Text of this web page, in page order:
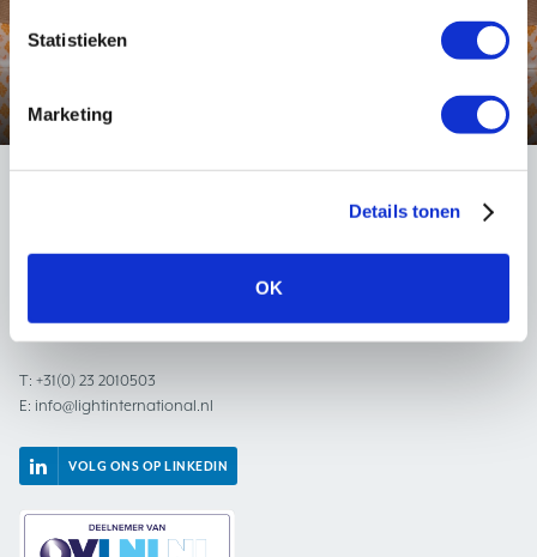
Statistieken
Marketing
Details tonen
OK
Tunnel- en onderdoorgang verlichting
T: +31(0) 23 2010503
E: info@lightinternational.nl
VOLG ONS OP LINKEDIN